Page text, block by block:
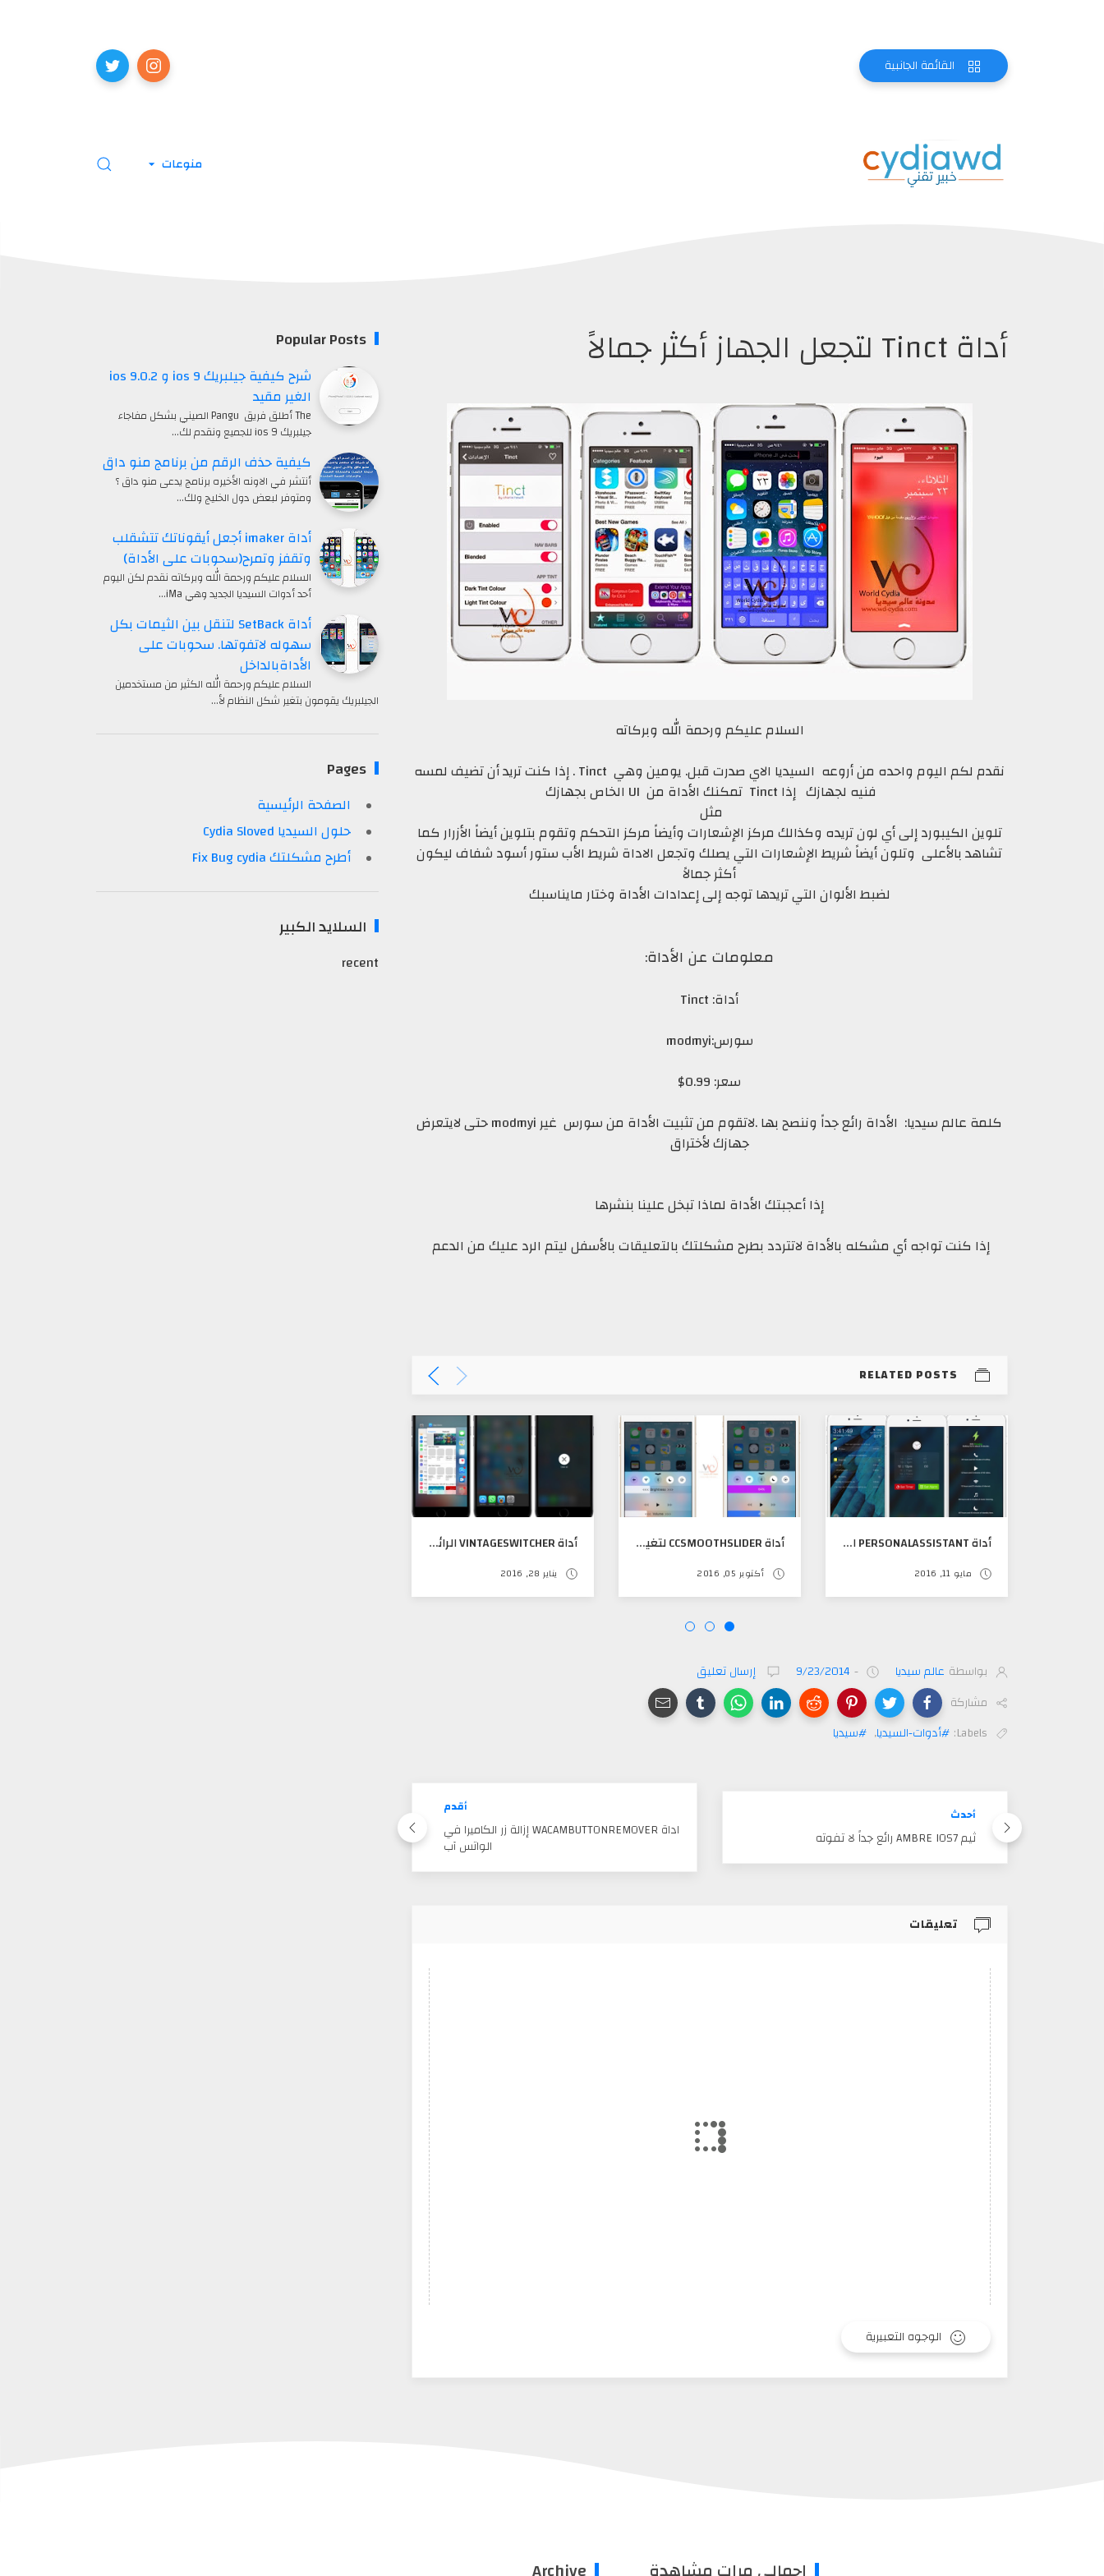
القائمة الجانبية
منوعات
أداة Tinct لتجعل الجهاز أكثر جمالاً
السلام عليكم ورحمة الله وبركاته
نقدم لكم اليوم واحده من أروعه السيديا الاي صدرت قبل. يومين وهي Tinct . إذا كنت تريد أن تضيف لمسه
فنيه لجهازك إذا Tinct تمكنك الأداة من UI الخاص بجهازك
مثل
تلوين الكيبورد إلى أي لون تريده وكذالك مركز الإشعارات وأيضاً مركز التحكم وتقوم بتلوين أيضاً الأزرار كما
تشاهد بالأعلى وتلون أيضاً شريط الإشعارات التي يصلك وتجعل الاداة شريط الأب ستور أسود شفاف ليكون
أكثر جمالاً
لضبط الألوان التي تريدها توجه إلى إعدادات الأداة وختار مايناسبك
معلومات عن الأداة:
أداة: Tinct
سورس:modmyi
سعر: 0.99$
كلمة عالم سيديا: الأداة رائع جداً وننصح بها .لاتقوم من تثبيت الأداة من سورس غير modmyi حتى لايتعرض
جهازك لأختراق
إذا أعجبتك الأداة لماذا تبخل علينا بنشرها
إذا كنت تواجه أي مشكله بالأداة لاتتردد بطرح مشكلتك بالتعليقات بالأسفل ليتم الرد عليك من الدعم
RELATED POSTS
أداة PERSONALASSISTANT الرائعه لإضافة الكثير من المميزات لشاشة القفل
مايو 11, 2016
أداة CCSMOOTHSLIDER لتغير لون وشكل شريط الإضائه والصوت في مركز التحكم
أكتوبر 05, 2016
أداة VINTAGESWITCHER الرائعه لإضافة سويشر IOS 6 إلى IOS 9X
يناير 28, 2016
بواسطة عالم سيديا -
9/23/2014
إرسال تعليق
مشاركة
Labels: #أدوات-السيديا, #سيديا
أحدث
ثيم AMBRE IOS7 رائع جداً لا تفوته
أقدم
اداة WACAMBUTTONREMOVER إزالة زر الكاميرا في
الواتس آب
تعليقات
الوجوه التعبيرية
Popular Posts
شرح كيفية جيلبريك ios 9 و ios 9.0.2
الغير مقيد
The أطلق فريق Pangu الصيني بشكل مفاجاء
جيلبريك ios 9 للجميع ونقدم لك…
كيفية حذف الرقم من برنامج منو داق
أنتشر في الاونه الأخيره برنامج يدعى منو داق ؟
ومتوفر لبعض دول الخليج ولك…
أداة imaker أجعل أيقوناتك تتشقلب
وتقفز وتمرح(سحوبات على الأداة)
السلام عليكم ورحمة الله وبركاته نقدم لكن اليوم
أحد أدوات السيديا الجديد وهي iMa…
أداة SetBack لتنقل بين الثيمات بكل
سهوله لاتفوتها. سحوبات على
الأداةبالداخل
السلام عليكم ورحمة الله الكثير من مستخدمين
الجيلبريك يقومون بتغير شكل النظام لأ…
Pages
الصفحة الرئيسية
حلول السيديا Cydia Sloved
أطرح مشكلتك Fix Bug cydia
السلايد الكبير
recent